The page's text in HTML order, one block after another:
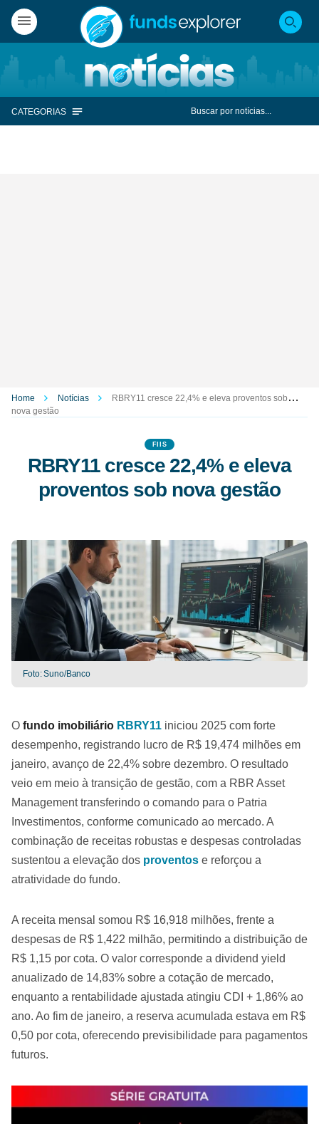
CATEGORIAS
Home Notícias
RBRY11 cresce 22,4% e eleva proventos sob
nova gestão
FIIS
RBRY11 cresce 22,4% e eleva
proventos sob nova gestão
Foto: Suno/Banco
O fundo imobiliário RBRY11 iniciou 2025 com forte
desempenho, registrando lucro de R$ 19,474 milhões em
janeiro, avanço de 22,4% sobre dezembro. O resultado
veio em meio à transição de gestão, com a RBR Asset
Management transferindo o comando para o Patria
Investimentos, conforme comunicado ao mercado. A
combinação de receitas robustas e despesas controladas
sustentou a elevação dos proventos e reforçou a
atratividade do fundo.
A receita mensal somou R$ 16,918 milhões, frente a
despesas de R$ 1,422 milhão, permitindo a distribuição de
R$ 1,15 por cota. O valor corresponde a dividend yield
anualizado de 14,83% sobre a cotação de mercado,
enquanto a rentabilidade ajustada atingiu CDI + 1,86% ao
ano. Ao fim de janeiro, a reserva acumulada estava em R$
0,50 por cota, oferecendo previsibilidade para pagamentos
futuros.